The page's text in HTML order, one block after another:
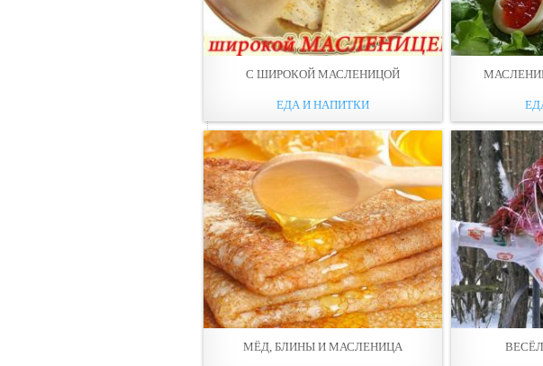
С ШИРОКОЙ МАСЛЕНИЦОЙ
ЕДА И НАПИТКИ
МЁД, БЛИНЫ И МАСЛЕНИЦА